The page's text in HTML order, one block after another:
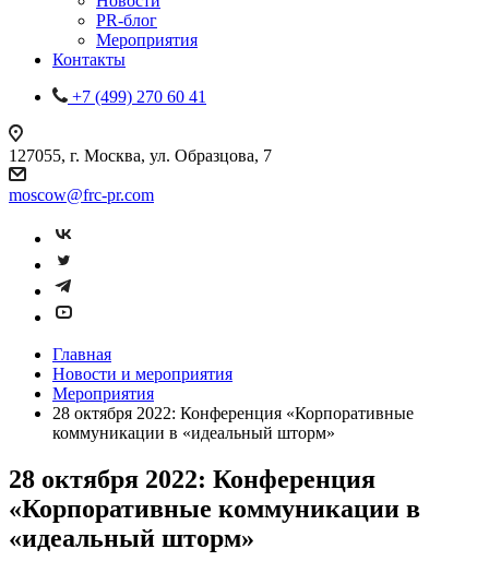
PR-блог
Мероприятия
Контакты
+7 (499) 270 60 41
127055, г. Москва, ул. Образцова, 7
moscow@frc-pr.com
Главная
Новости и мероприятия
Мероприятия
28 октября 2022: Конференция «Корпоративные
коммуникации в «идеальный шторм»
28 октября 2022: Конференция
«Корпоративные коммуникации в
«идеальный шторм»